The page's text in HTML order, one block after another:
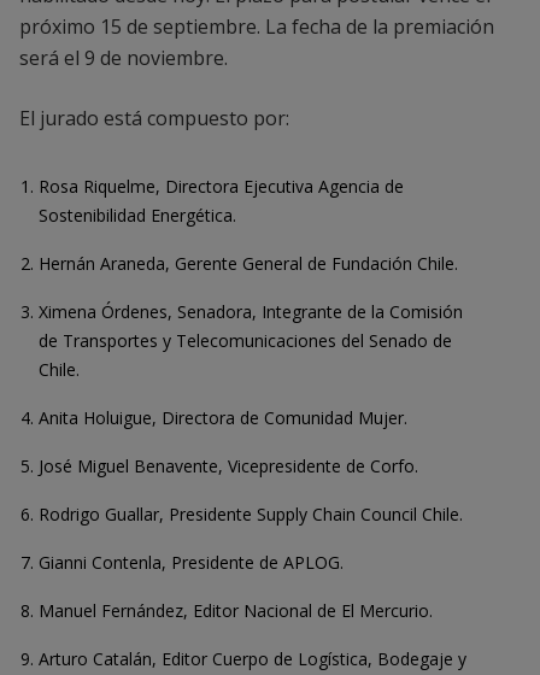
próximo 15 de septiembre​. La fecha de la premiación
será el 9 de noviembre.
El jurado está compuesto por:
Rosa Riquelme, Directora Ejecutiva Agencia de
Sostenibilidad Energética.
Hernán Araneda, Gerente General de Fundación Chile.
Ximena Órdenes, Senadora, Integrante de la Comisión
de Transportes y Telecomunicaciones del Senado de
Chile.
Anita Holuigue, Directora de Comunidad Mujer.
José Miguel Benavente, Vicepresidente de Corfo.
Rodrigo Guallar, Presidente Supply Chain Council Chile.
Gianni Contenla, Presidente de APLOG.
Manuel Fernández, Editor Nacional de El Mercurio.
Arturo Catalán, Editor Cuerpo de Logística, Bodegaje y